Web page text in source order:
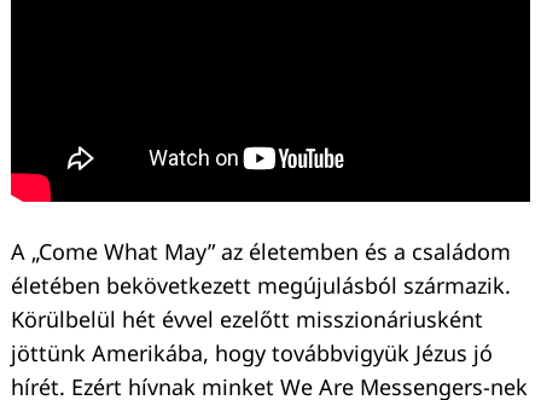
A „Come What May” az életemben és a családom
életében bekövetkezett megújulásból származik.
Körülbelül hét évvel ezelőtt misszionáriusként
jöttünk Amerikába, hogy továbbvigyük Jézus jó
hírét. Ezért hívnak minket We Are Messengers-nek